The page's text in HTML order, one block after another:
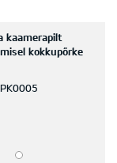
kaamerapilt
kokkupõrke
PK0005